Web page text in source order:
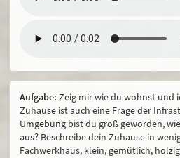
Aufgabe: Zeig mir wie du wohnst und
Zuhause ist auch eine Frage der
Umgebung bist du groß geworden,
aus? Beschreibe dein Zuhause in
Fachwerkhaus, klein, gemütlich,